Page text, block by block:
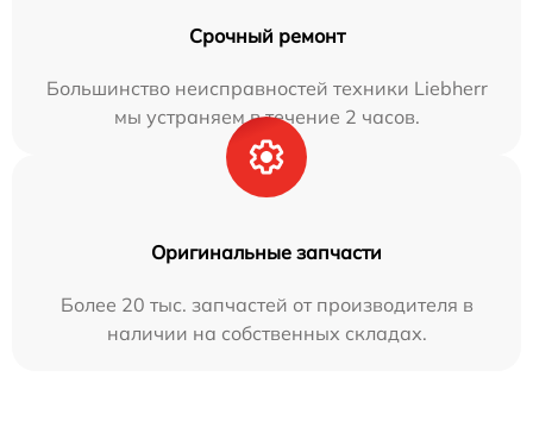
Срочный ремонт
Большинство неисправностей техники Liebherr
мы устраняем в течение 2 часов.
Оригинальные запчасти
Более 20 тыс. запчастей от производителя в
наличии на собственных складах.